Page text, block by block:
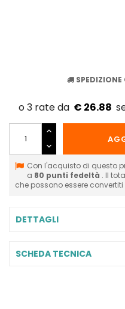
€ 26.88
Con l'acquisto di questo
a 80 punti fedeltà . Il
che possono essere
DETTAGLI
SCHEDA TECNICA